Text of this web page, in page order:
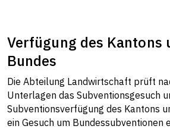
Verfügung des Kantons
Bundes
Die Abteilung Landwirtschaft prüft
Unterlagen das Subventionsgesuch
Subventionsverfügung des Kantons
ein Gesuch um Bundessubventionen